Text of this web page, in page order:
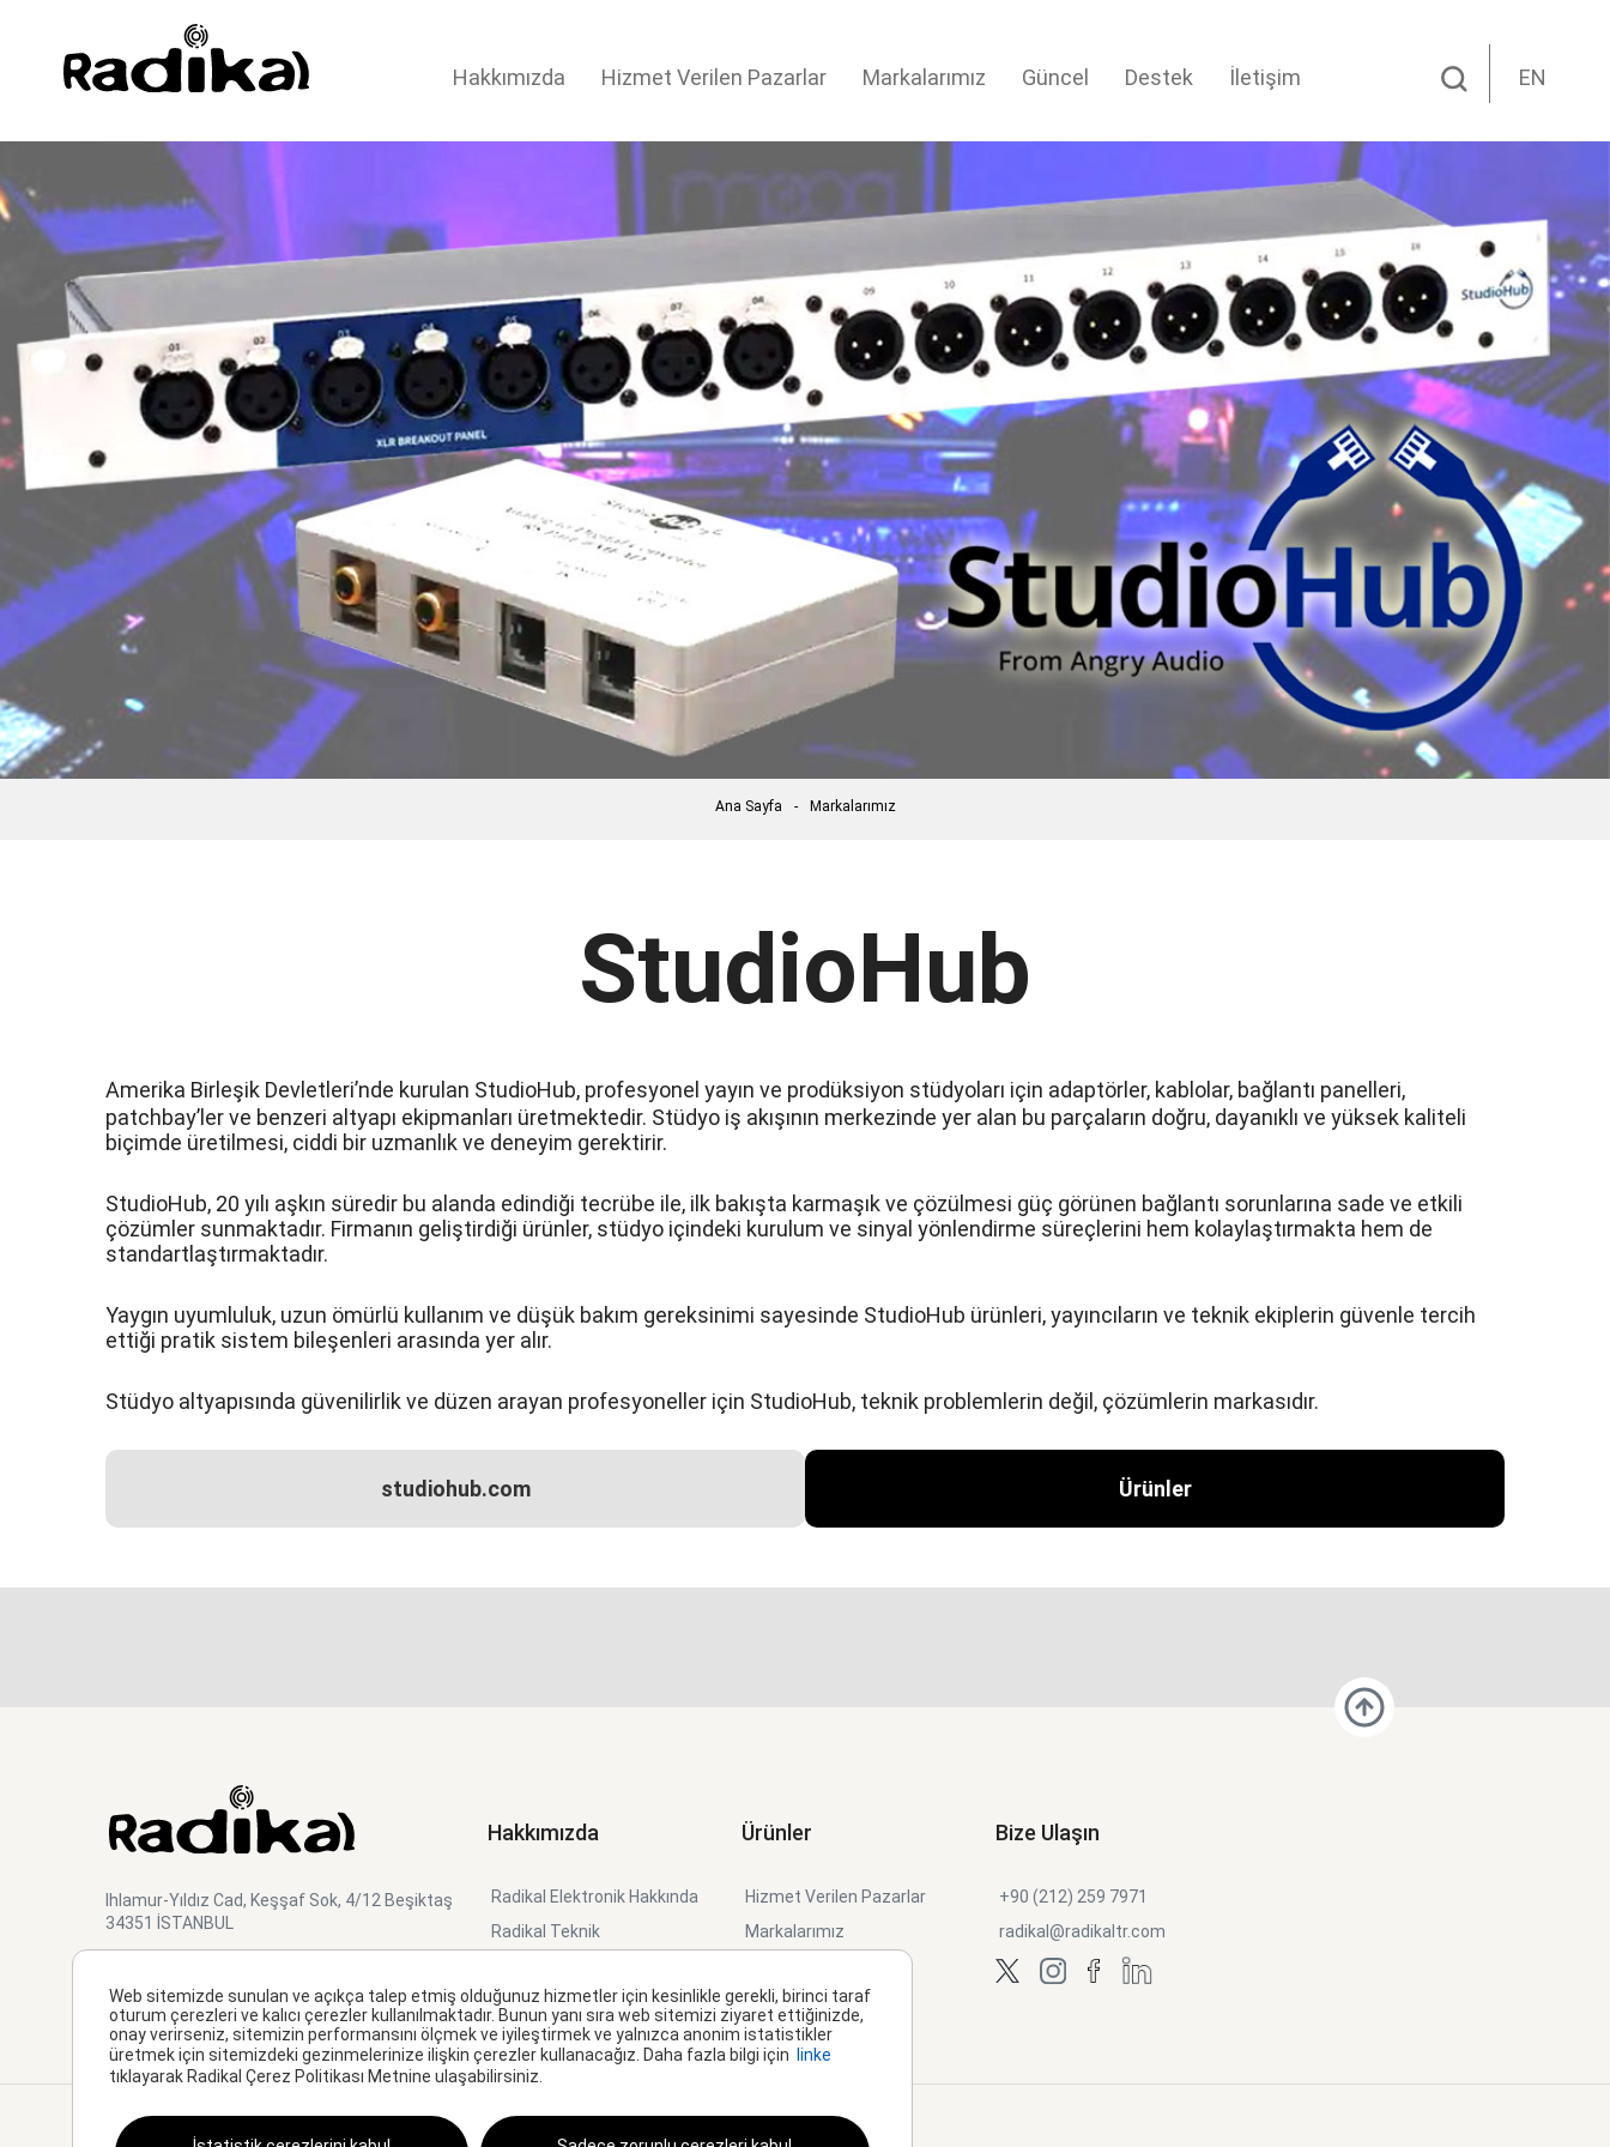
Hakkımızda Hizmet Verilen Pazarlar Markalarımız Güncel Destek İletişim EN
Ana Sayfa Markalarımız
StudioHub
Amerika Birleşik Devletleri’nde kurulan StudioHub, profesyonel yayın ve prodüksiyon stüdyoları için adaptörler, kablolar, bağlantı panelleri,
patchbay’ler ve benzeri altyapı ekipmanları üretmektedir. Stüdyo iş akışının merkezinde yer alan bu parçaların doğru, dayanıklı ve yüksek kaliteli
biçimde üretilmesi, ciddi bir uzmanlık ve deneyim gerektirir.
StudioHub, 20 yılı aşkın süredir bu alanda edindiği tecrübe ile, ilk bakışta karmaşık ve çözülmesi güç görünen bağlantı sorunlarına sade ve etkili
çözümler sunmaktadır. Firmanın geliştirdiği ürünler, stüdyo içindeki kurulum ve sinyal yönlendirme süreçlerini hem kolaylaştırmakta hem de
standartlaştırmaktadır.
Yaygın uyumluluk, uzun ömürlü kullanım ve düşük bakım gereksinimi sayesinde StudioHub ürünleri, yayıncıların ve teknik ekiplerin güvenle tercih
ettiği pratik sistem bileşenleri arasında yer alır.
Stüdyo altyapısında güvenilirlik ve düzen arayan profesyoneller için StudioHub, teknik problemlerin değil, çözümlerin markasıdır.
studiohub.com Ürünler
Ihlamur-Yıldız Cad, Keşşaf Sok, 4/12 Beşiktaş
34351 İSTANBUL
Hakkımızda
Radikal Elektronik Hakkında
Radikal Teknik
Online Kanallar
Studio Planner
Ürünler
Hizmet Verilen Pazarlar
Markalarımız
Bize Ulaşın
+90 (212) 259 7971
radikal@radikaltr.com
Müşteri Aydınlatma Metni Kurumsal Genel Aydınlatma Metni Çerez Politikası S.S.S
Web sitemizde sunulan ve açıkça talep etmiş olduğunuz hizmetler için kesinlikle gerekli, birinci taraf
oturum çerezleri ve kalıcı çerezler kullanılmaktadır. Bunun yanı sıra web sitemizi ziyaret ettiğinizde,
onay verirseniz, sitemizin performansını ölçmek ve iyileştirmek ve yalnızca anonim istatistikler
üretmek için sitemizdeki gezinmelerinize ilişkin çerezler kullanacağız. Daha fazla bilgi için
linke
tıklayarak Radikal Çerez Politikası Metnine ulaşabilirsiniz.